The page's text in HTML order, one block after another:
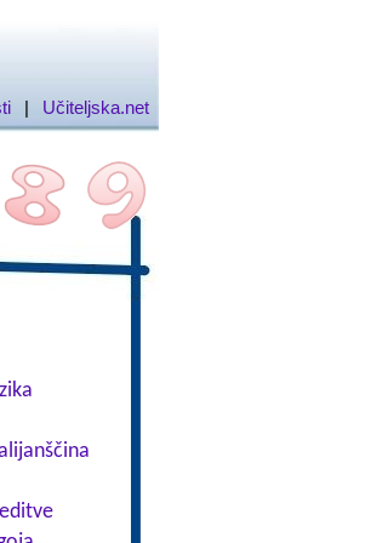
| Učiteljska.net